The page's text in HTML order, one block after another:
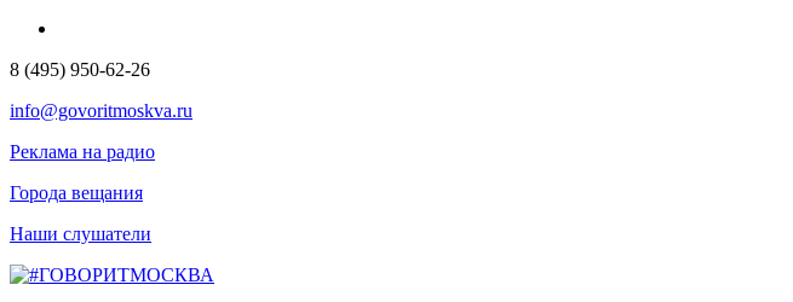
8 (495) 950-62-26
info@govoritmoskva.ru
Реклама на радио
Города вещания
Наши слушатели